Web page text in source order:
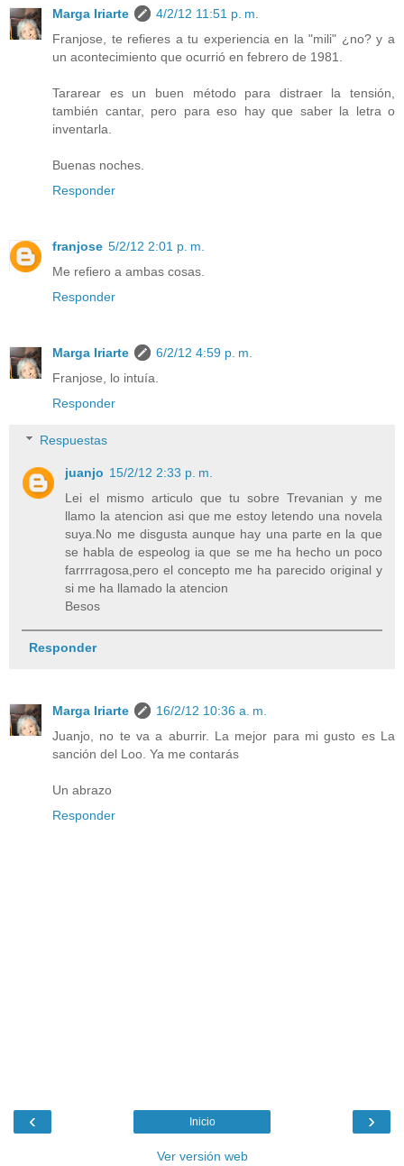
Marga Iriarte
4/2/12 11:51 p. m.
Franjose, te refieres a tu experiencia en la "mili" ¿no? y a
un acontecimiento que ocurrió en febrero de 1981.
Tararear es un buen método para distraer la tensión,
también cantar, pero para eso hay que saber la letra o
inventarla.
Buenas noches.
Responder
franjose 5/2/12 2:01 p. m.
Me refiero a ambas cosas.
Responder
Marga Iriarte
6/2/12 4:59 p. m.
Franjose, lo intuía.
Responder
Respuestas
juanjo 15/2/12 2:33 p. m.
Lei el mismo articulo que tu sobre Trevanian y me
llamo la atencion asi que me estoy letendo una novela
suya.No me disgusta aunque hay una parte en la que
se habla de espeolog ia que se me ha hecho un poco
farrrragosa,pero el concepto me ha parecido original y
si me ha llamado la atencion
Besos
Responder
Marga Iriarte
16/2/12 10:36 a. m.
Juanjo, no te va a aburrir. La mejor para mi gusto es La
sanción del Loo. Ya me contarás
Un abrazo
Responder
‹ ›
Inicio
Ver versión web